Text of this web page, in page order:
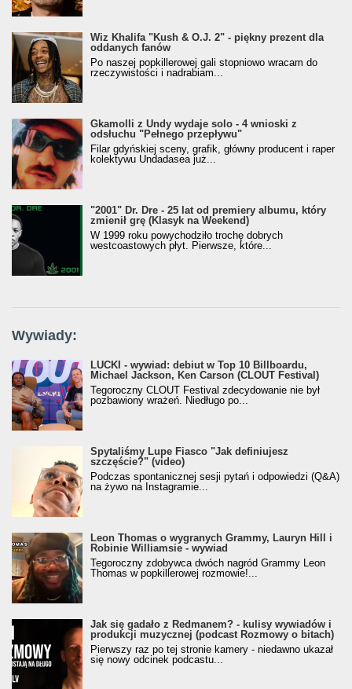
Wiz Khalifa "Kush & O.J. 2" - piękny prezent dla
oddanych fanów
Po naszej popkillerowej gali stopniowo wracam do
rzeczywistości i nadrabiam...
Gkamolli z Undy wydaje solo - 4 wnioski z
odsłuchu "Pełnego przepływu"
Filar gdyńskiej sceny, grafik, główny producent i raper
kolektywu Undadasea już...
"2001" Dr. Dre - 25 lat od premiery albumu, który
zmienił grę (Klasyk na Weekend)
W 1999 roku powychodziło trochę dobrych
westcoastowych płyt. Pierwsze, które...
Wywiady:
LUCKI - wywiad: debiut w Top 10 Billboardu,
Michael Jackson, Ken Carson (CLOUT Festival)
Tegoroczny CLOUT Festival zdecydowanie nie był
pozbawiony wrażeń. Niedługo po...
Spytaliśmy Lupe Fiasco "Jak definiujesz
szczęście?" (video)
Podczas spontanicznej sesji pytań i odpowiedzi (Q&A)
na żywo na Instagramie...
Leon Thomas o wygranych Grammy, Lauryn Hill i
Robinie Williamsie - wywiad
Tegoroczny zdobywca dwóch nagród Grammy Leon
Thomas w popkillerowej rozmowie!...
Jak się gadało z Redmanem? - kulisy wywiadów i
produkcji muzycznej (podcast Rozmowy o bitach)
Pierwszy raz po tej stronie kamery - niedawno ukazał
się nowy odcinek podcastu...